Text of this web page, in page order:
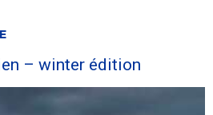
– winter édition